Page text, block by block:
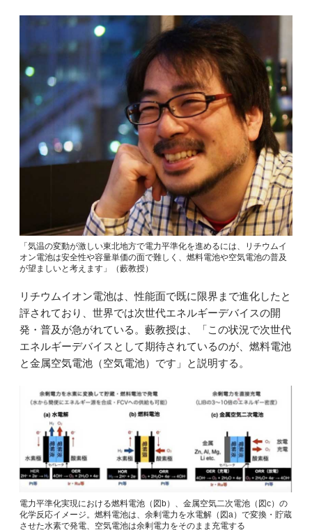
「気温の変動が激しい東北地方で電力平準化を進めるには、リチウムイ
オン電池は安全性や容量単価の面で難しく、燃料電池や空気電池の普及
が望ましいと考えます」（藪教授）
リチウムイオン電池は、性能面で既に限界まで進化したと
評されており、世界では次世代エネルギーデバイスの開
発・普及が急がれている。藪教授は、「この状況で次世代
エネルギーデバイスとして期待されているのが、燃料電池
と金属空気電池（空気電池）です」と説明する。
電力平準化実現における燃料電池（図b）、金属空気二次電池（図c）の
化学反応イメージ。燃料電池は、余剰電力を水電解（図a）で変換・貯蔵
させた水素で発電、空気電池は余剰電力をそのまま充電する